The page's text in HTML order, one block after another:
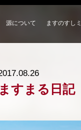
源について ますのすし
ますまる日記